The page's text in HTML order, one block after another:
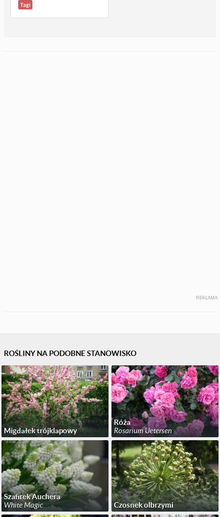
Tagi
REKLAMA
ROŚLINY NA PODOBNE STANOWISKO
Migdałek trójklapowy
Róża
Rosarium Uetersen
Szafirek Auchera
White Magic
Czosnek olbrzymi